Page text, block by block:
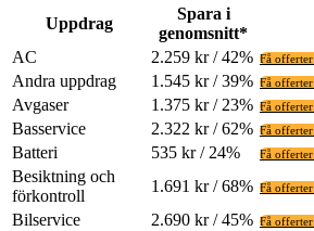
Uppdrag
Spara i
genomsnitt*
AC
2.259 kr / 42% Få offerter
Andra uppdrag 1.545 kr / 39% Få offerter
Avgaser 1.375 kr / 23% Få offerter
Basservice 2.322 kr / 62% Få offerter
Batteri 535 kr / 24% Få offerter
Besiktning och
förkontroll
1.691 kr / 68% Få offerter
Bilservice 2.690 kr / 45% Få offerter